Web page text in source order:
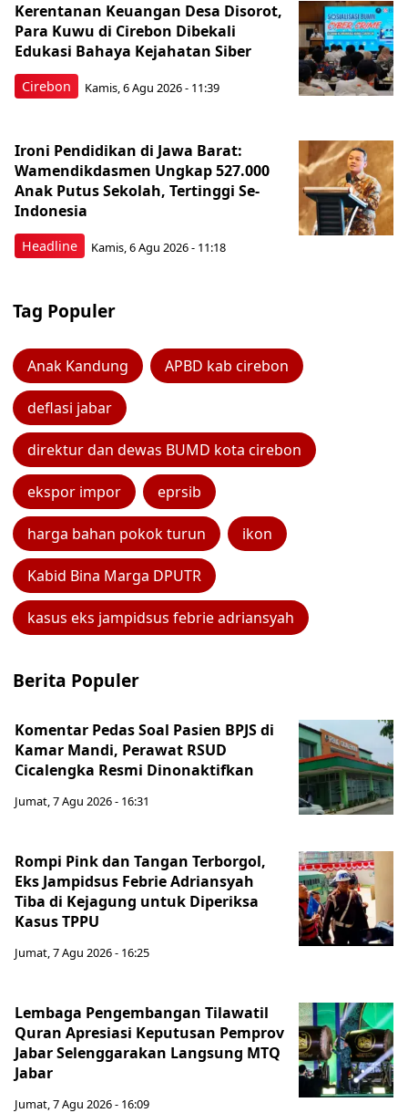
Cirebon
Kerentanan Keuangan Desa Disorot,
Para Kuwu di Cirebon Dibekali
Edukasi Bahaya Kejahatan Siber
Kamis, 6 Agu 2026 - 11:39
Headline
Ironi Pendidikan di Jawa Barat:
Wamendikdasmen Ungkap 527.000
Anak Putus Sekolah, Tertinggi Se-
Indonesia
Kamis, 6 Agu 2026 - 11:18
Tag Populer
Anak Kandung APBD kab cirebon
deflasi jabar
direktur dan dewas BUMD kota cirebon
ekspor impor eprsib
harga bahan pokok turun ikon
Kabid Bina Marga DPUTR
kasus eks jampidsus febrie adriansyah
Berita Populer
Komentar Pedas Soal Pasien BPJS di
Kamar Mandi, Perawat RSUD
Cicalengka Resmi Dinonaktifkan
Jumat, 7 Agu 2026 - 16:31
Rompi Pink dan Tangan Terborgol,
Eks Jampidsus Febrie Adriansyah
Tiba di Kejagung untuk Diperiksa
Kasus TPPU
Jumat, 7 Agu 2026 - 16:25
Lembaga Pengembangan Tilawatil
Quran Apresiasi Keputusan Pemprov
Jabar Selenggarakan Langsung MTQ
Jabar
Jumat, 7 Agu 2026 - 16:09